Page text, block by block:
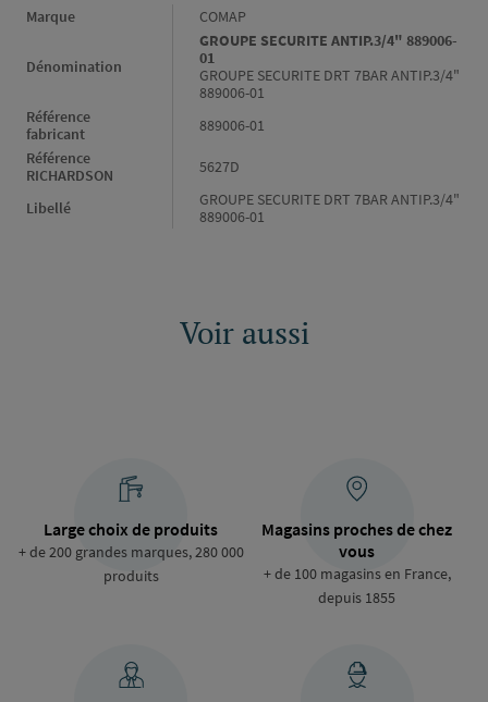
Informations générales
Marque COMAP
Dénomination
GROUPE SECURITE ANTIP.3/4" 889006-
01
GROUPE SECURITE DRT 7BAR ANTIP.3/4"
889006-01
Référence
fabricant
889006-01
Référence
RICHARDSON
5627D
Libellé
GROUPE SECURITE DRT 7BAR ANTIP.3/4"
889006-01
Voir aussi
Large choix de produits
+ de 200 grandes marques, 280 000
produits
Magasins proches de chez
vous
+ de 100 magasins en France,
depuis 1855